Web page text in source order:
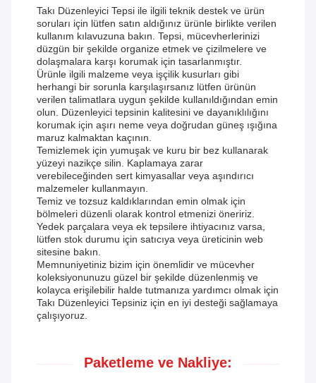
Takı Düzenleyici Tepsi ile ilgili teknik destek ve ürün
soruları için lütfen satın aldığınız ürünle birlikte verilen
kullanım kılavuzuna bakın. Tepsi, mücevherlerinizi
düzgün bir şekilde organize etmek ve çizilmelere ve
dolaşmalara karşı korumak için tasarlanmıştır.
Ürünle ilgili malzeme veya işçilik kusurları gibi
herhangi bir sorunla karşılaşırsanız lütfen ürünün
verilen talimatlara uygun şekilde kullanıldığından emin
olun. Düzenleyici tepsinin kalitesini ve dayanıklılığını
korumak için aşırı neme veya doğrudan güneş ışığına
maruz kalmaktan kaçının.
Temizlemek için yumuşak ve kuru bir bez kullanarak
yüzeyi nazikçe silin. Kaplamaya zarar
verebileceğinden sert kimyasallar veya aşındırıcı
malzemeler kullanmayın.
Temiz ve tozsuz kaldıklarından emin olmak için
bölmeleri düzenli olarak kontrol etmenizi öneririz.
Yedek parçalara veya ek tepsilere ihtiyacınız varsa,
lütfen stok durumu için satıcıya veya üreticinin web
sitesine bakın.
Memnuniyetiniz bizim için önemlidir ve mücevher
koleksiyonunuzu güzel bir şekilde düzenlenmiş ve
kolayca erişilebilir halde tutmanıza yardımcı olmak için
Takı Düzenleyici Tepsiniz için en iyi desteği sağlamaya
çalışıyoruz.
Paketleme ve Nakliye: